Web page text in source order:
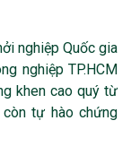
nghiệp Quốc gia
nghiệp TP.HCM
khen cao quý từ
tự hào chứng